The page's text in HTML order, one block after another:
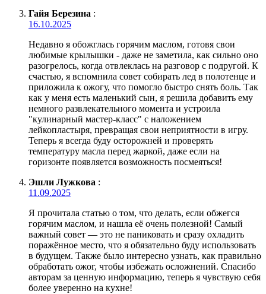
Гайя Березина :
16.10.2025
Недавно я обожглась горячим маслом, готовя свои
любимые крылышки - даже не заметила, как сильно оно
разогрелось, когда отвлеклась на разговор с подругой. К
счастью, я вспомнила совет собирать лед в полотенце и
приложила к ожогу, что помогло быстро снять боль. Так
как у меня есть маленький сын, я решила добавить ему
немного развлекательного момента и устроила
"кулинарный мастер-класс" с наложением
лейкопластыря, превращая свои неприятности в игру.
Теперь я всегда буду осторожней и проверять
температуру масла перед жаркой, даже если на
горизонте появляется возможность посмеяться!
Эшли Лужкова :
11.09.2025
Я прочитала статью о том, что делать, если обжегся
горячим маслом, и нашла её очень полезной! Самый
важный совет — это не паниковать и сразу охладить
поражённое место, что я обязательно буду использовать
в будущем. Также было интересно узнать, как правильно
обработать ожог, чтобы избежать осложнений. Спасибо
авторам за ценную информацию, теперь я чувствую себя
более уверенно на кухне!